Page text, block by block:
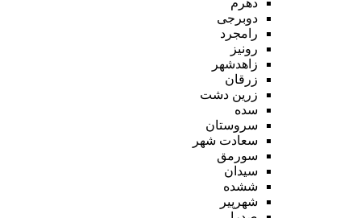
دوبرجی
رامجرد
رونیز
زاهدشهر
زرقان
زرین دشت
سده
سروستان
سعادت شهر
سورمق
سیدان
ششده
شهرپیر